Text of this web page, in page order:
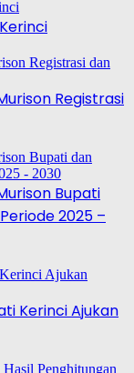
Registrasi
Bupati
2025 –
Kerinci Ajukan